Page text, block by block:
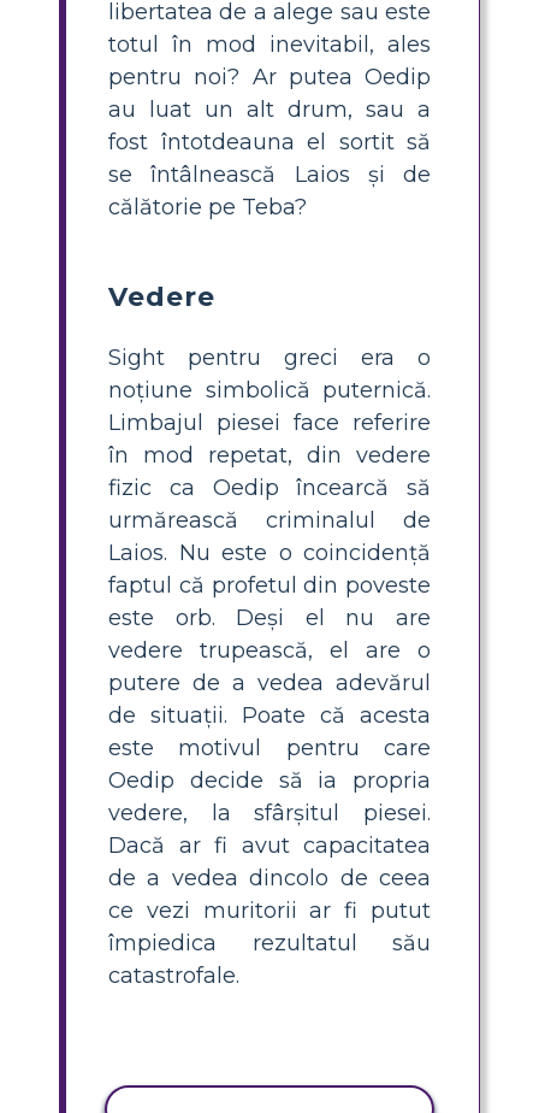
libertatea de a alege sau este
totul în mod inevitabil, ales
pentru noi? Ar putea Oedip
au luat un alt drum, sau a
fost întotdeauna el sortit să
se întâlnească Laios și de
călătorie pe Teba?
Vedere
Sight pentru greci era o
noțiune simbolică puternică.
Limbajul piesei face referire
în mod repetat, din vedere
fizic ca Oedip încearcă să
urmărească criminalul de
Laios. Nu este o coincidență
faptul că profetul din poveste
este orb. Deși el nu are
vedere trupească, el are o
putere de a vedea adevărul
de situații. Poate că acesta
este motivul pentru care
Oedip decide să ia propria
vedere, la sfârșitul piesei.
Dacă ar fi avut capacitatea
de a vedea dincolo de ceea
ce vezi muritorii ar fi putut
împiedica rezultatul său
catastrofale.